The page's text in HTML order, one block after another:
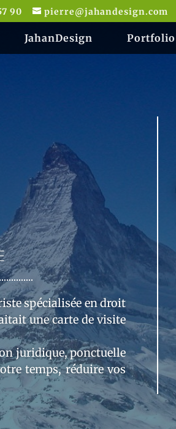
90 pierre@jahandesign.com
JahanDesign Portfolio
spécialisée en droit
une carte de visite
juridique, ponctuelle
temps, réduire vos